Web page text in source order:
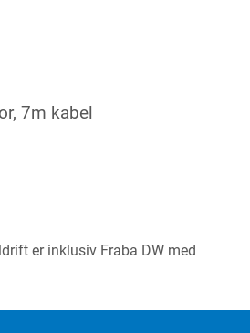
7m kabel
er inklusiv Fraba DW med